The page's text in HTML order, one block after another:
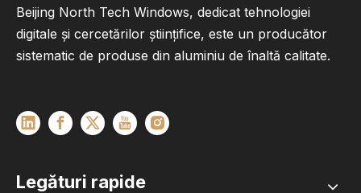
Beijing North Tech Windows, dedicat tehnologiei
digitale și cercetărilor științifice, este un producător
sistematic de produse din aluminiu de înaltă calitate.
Legături rapide